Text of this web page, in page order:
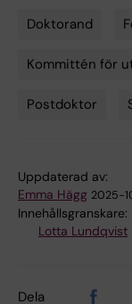
Doktorand
Kommittén för
Postdoktor
Uppdaterad av:
Emma Hägg 2025-
Innehållsgranskare:
Lotta Lundqvist
Dela